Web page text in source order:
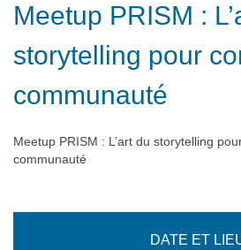
Meetup PRISM :
storytelling pour
communauté
Meetup PRISM : L’art du storytelling
communauté
DATE ET